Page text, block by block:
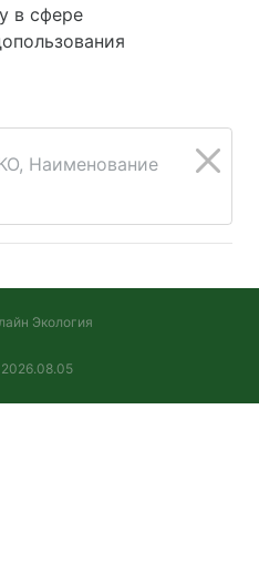
в сфере
Наименование
Экология